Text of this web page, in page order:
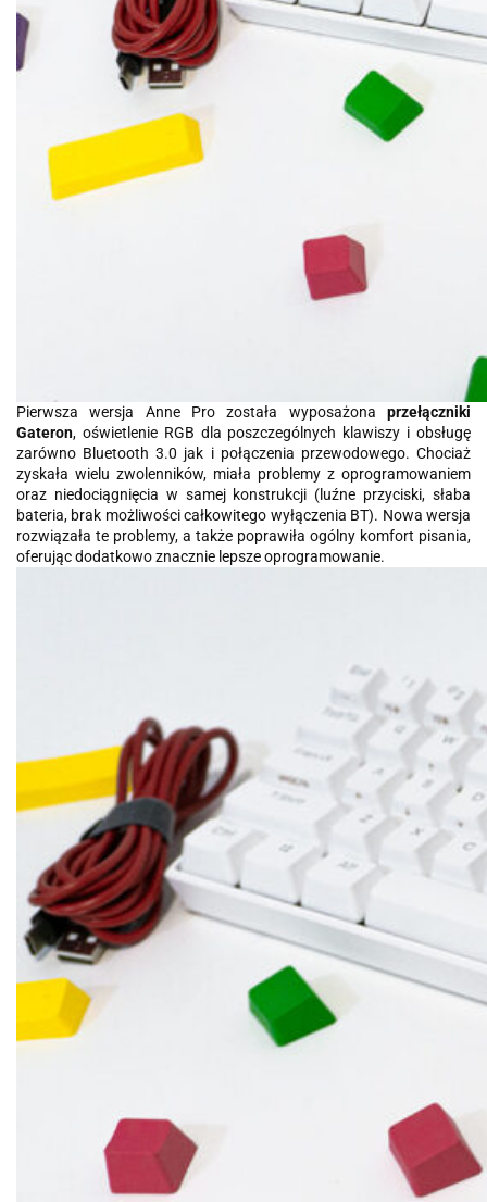
Pierwsza wersja Anne Pro została wyposażona przełączniki
Gateron, oświetlenie RGB dla poszczególnych klawiszy i obsługę
zarówno Bluetooth 3.0 jak i połączenia przewodowego. Chociaż
zyskała wielu zwolenników, miała problemy z oprogramowaniem
oraz niedociągnięcia w samej konstrukcji (luźne przyciski, słaba
bateria, brak możliwości całkowitego wyłączenia BT). Nowa wersja
rozwiązała te problemy, a także poprawiła ogólny komfort pisania,
oferując dodatkowo znacznie lepsze oprogramowanie.